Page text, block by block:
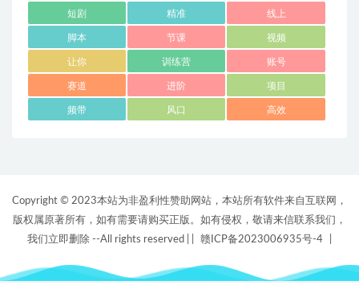
短剧 精准 线上
脚本 节课 视频
让你 训练营 账号
赛道 进阶 项目
频带 风口 高效
Copyright © 2023本站为非盈利性赞助网站，本站所有软件来自互联网，
版权属原著所有，如有需要请购买正版。如有侵权，敬请来信联系我们，
我们立即删除 --All rights reserved |
赣ICP备2023006935号-4